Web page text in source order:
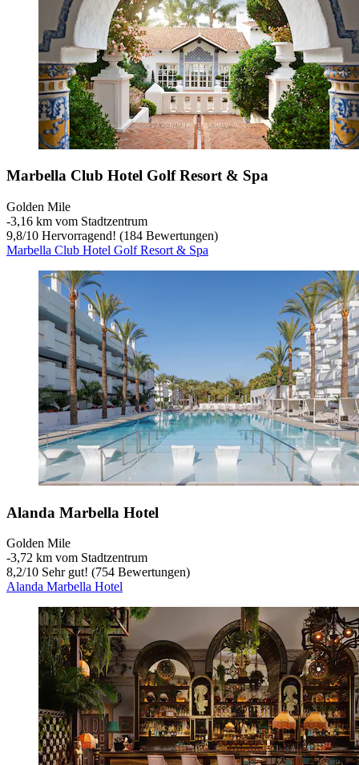
Marbella Club Hotel Golf Resort & Spa
Golden Mile
‐3,16 km vom Stadtzentrum
9,8/10 Hervorragend! (184 Bewertungen)
Marbella Club Hotel Golf Resort & Spa
Alanda Marbella Hotel
Golden Mile
‐3,72 km vom Stadtzentrum
8,2/10 Sehr gut! (754 Bewertungen)
Alanda Marbella Hotel